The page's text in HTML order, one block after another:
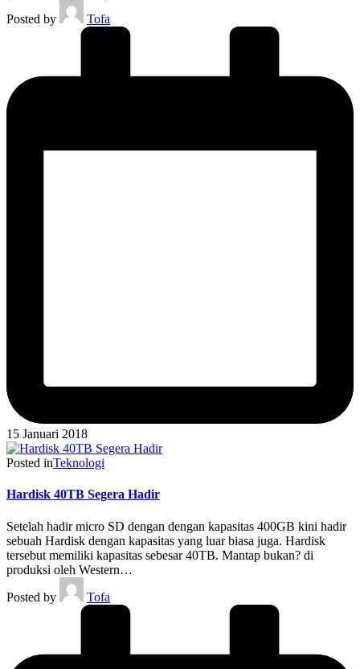
Posted by
Tofa
15 Januari 2018
Posted inTeknologi
Hardisk 40TB Segera Hadir
Setelah hadir micro SD dengan dengan kapasitas 400GB kini hadir
sebuah Hardisk dengan kapasitas yang luar biasa juga. Hardisk
tersebut memiliki kapasitas sebesar 40TB. Mantap bukan? di
produksi oleh Western…
Posted by
Tofa